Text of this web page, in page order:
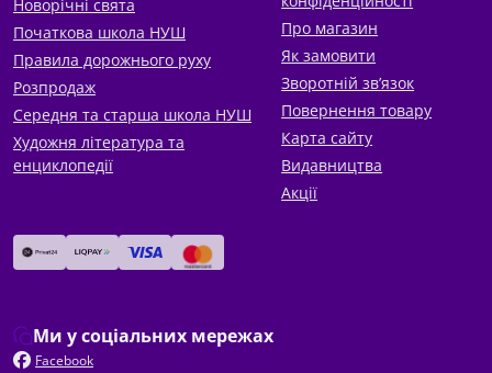
Новорічні свята
Початкова школа НУШ
Правила дорожнього руху
Розпродаж
Середня та старша школа НУШ
Художня література та
енциклопедії
Про магазин
Як замовити
Зворотній зв’язок
Повернення товару
Карта сайту
Видавництва
Акції
Ми у соціальних мережах
Facebook